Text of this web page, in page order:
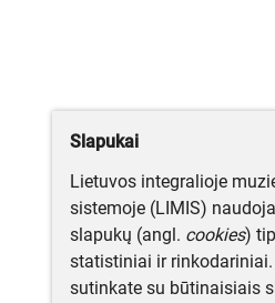
Slapukai
Lietuvos integralioje
sistemoje (LIMIS)
slapukų (angl. cookies)
statistiniai ir
sutinkate su būtinaisiais